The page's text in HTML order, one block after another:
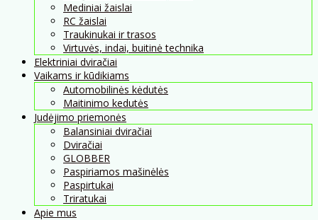
Mediniai žaislai
RC žaislai
Traukinukai ir trasos
Virtuvės, indai, buitinė technika
Elektriniai dviračiai
Vaikams ir kūdikiams
Automobilinės kėdutės
Maitinimo kedutės
Judėjimo priemonės
Balansiniai dviračiai
Dviračiai
GLOBBER
Paspiriamos mašinėlės
Paspirtukai
Triratukai
Apie mus